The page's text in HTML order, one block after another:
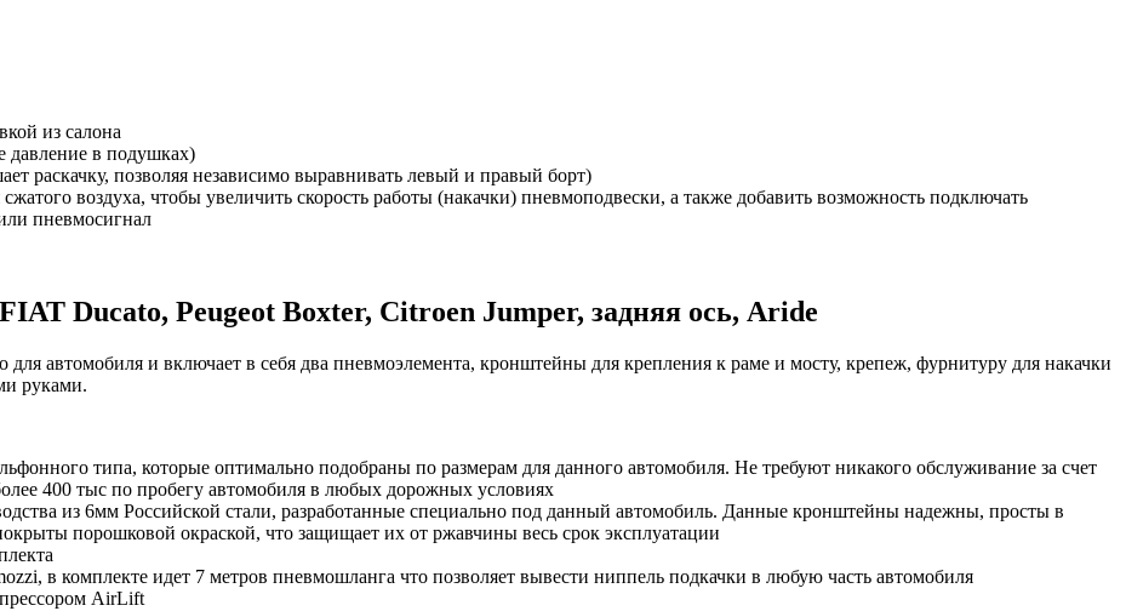
из салона
давление в подушках)
раскачку, позволяя независимо выравнивать левый и правый борт)
воздуха, чтобы увеличить скорость работы (накачки) пневмоподвески, а также добавить возможность подключать
пневмосигнал
Ducato, Peugeot Boxter, Citroen Jumper, задняя ось, Aride
для автомобиля и включает в себя два пневмоэлемента, кронштейны для крепления к раме и мосту, крепеж, фурнитуру для накачки
руками.
типа, которые оптимально подобраны по размерам для данного автомобиля. Не требуют никакого обслуживание за счет
400 тыс по пробегу автомобиля в любых дорожных условиях
из 6мм Российской стали, разработанные специально под данный автомобиль. Данные кронштейны надежны, просты в
порошковой окраской, что защищает их от ржавчины весь срок эксплуатации
в комплекте идет 7 метров пневмошланга что позволяет вывести ниппель подкачки в любую часть автомобиля
AirLift